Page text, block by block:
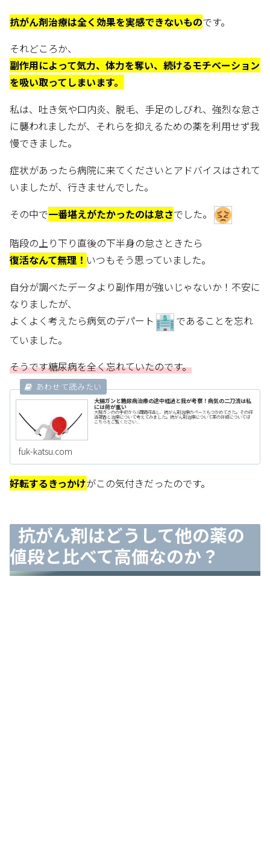
抗がん剤治療は全く効果を実感できないものです。
それどころか、
副作用によって気力、体力を奪い、続けるモチベーション
を吸い取ってしまいます。
私は、吐き気や口内炎、脱毛、手足のしびれ、強烈な怠さ
に襲われましたが、それらを抑えるための薬を利用せず我
慢できました。
症状があったら病院に来てくださいとアドバイスはされて
いましたが、行きませんでした。
その中で一番堪えがたかったのは怠さでした。
階段の上り下り直後の下半身の怠さときたら
復活なんて無理！ いつもそう思っていました。
自分が調べたデータより副作用が強いじゃないか！不安に
なりましたが、
よくよく考えたら病気のデパート
であることを忘れ
ていました。
そうです糖尿病を全く忘れていたのです。
大腸ガンと糖尿病治療の途中経過と我が考察！病気の二刀流は私
には荷が重い
大腸ガンのの手術から3週間経過し、抗がん剤治療のペースもつかめてきた。その経
過報告と治療について考えてみました。抗がん剤治療について薬の詳細については
こちらをご覧ください...
fuk-katsu.com
好転するきっかけがこの気付きだったのです。
抗がん剤はどうして他の薬の
値段と比べて高価なのか？